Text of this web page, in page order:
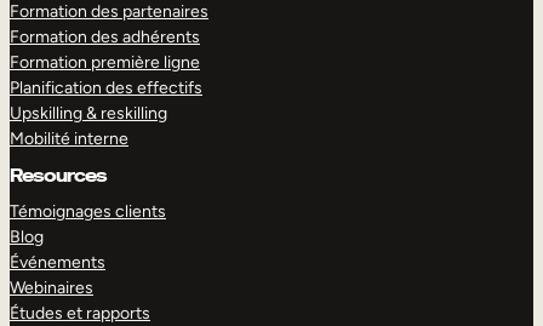
Formation des partenaires
Formation des adhérents
Formation première ligne
Planification des effectifs
Upskilling & reskilling
Mobilité interne
Resources
Témoignages clients
Blog
Événements
Webinaires
Études et rapports